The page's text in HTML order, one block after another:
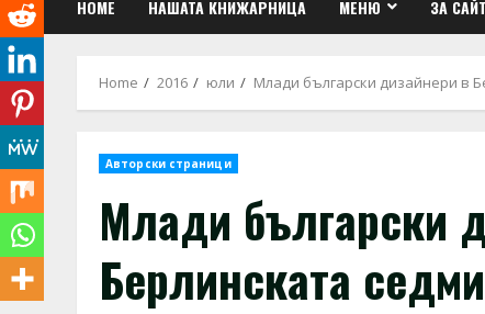
HOME НАШАТА КНИЖАРНИЦА МЕНЮ ЗА
Home 2016 юли Млади български дизайнери в
Авторски страници
Млади български
Берлинската